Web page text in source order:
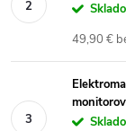
49,90 €